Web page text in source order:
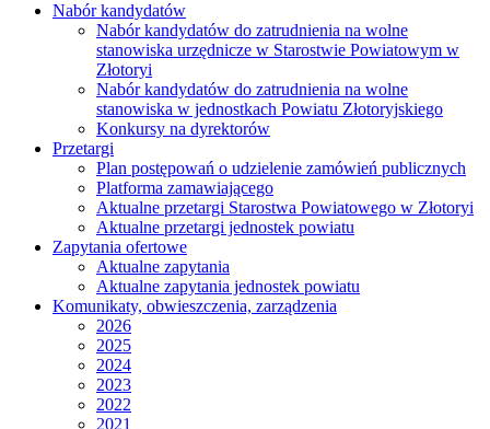
Nabór kandydatów
Nabór kandydatów do zatrudnienia na wolne
stanowiska urzędnicze w Starostwie Powiatowym w
Złotoryi
Nabór kandydatów do zatrudnienia na wolne
stanowiska w jednostkach Powiatu Złotoryjskiego
Konkursy na dyrektorów
Przetargi
Plan postępowań o udzielenie zamówień publicznych
Platforma zamawiającego
Aktualne przetargi Starostwa Powiatowego w Złotoryi
Aktualne przetargi jednostek powiatu
Zapytania ofertowe
Aktualne zapytania
Aktualne zapytania jednostek powiatu
Komunikaty, obwieszczenia, zarządzenia
2026
2025
2024
2023
2022
2021